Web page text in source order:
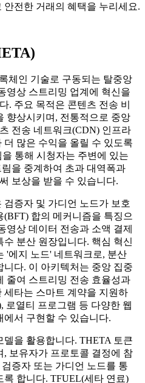
전한 거래의 혜택을 누리세요.
체인 기술로 구동되는 탈중앙
영상 스트리밍 업계에 혁신을
. 주요 목적은 콘텐츠 전송 비
향상시키며, 전통적으로 중앙
전송 네트워크(CDN) 인프라
많은 수익을 올릴 수 있도록
통해 시청자는 주변에 있는
을 중계하여 초과 대역폭과
보상을 받을 수 있습니다.
증자 및 가디언 노드가 보호
합의 메커니즘을 특징으
영상 데이터 전송과 소액 결제
분산 원장입니다. 핵심 혁신
'에지 노드' 네트워크로, 분산
다. 이 아키텍처는 중앙 집중
줄여 스트리밍 전송 효율성과
세타는 스마트 계약을 지원하
로열티 프로그램 등 다양한 웹
에서 구현할 수 있습니다.
을 활용합니다. THETA 토큰
보유자가 프로토콜 결정에 참
증자 또는 가디언 노드를 통
합니다. TFUEL(세타 연료)